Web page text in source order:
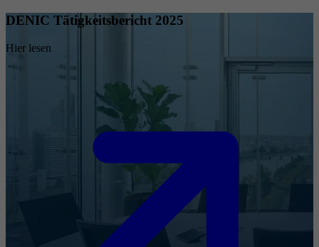
DENIC Tätigkeitsbericht 2025
Hier lesen